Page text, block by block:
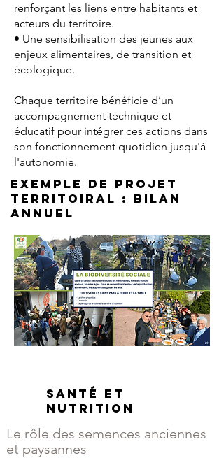
renforçant les liens entre habitants et
acteurs du territoire.
• Une sensibilisation des jeunes aux
enjeux alimentaires, de transition et
écologique.
Chaque territoire bénéficie d’un
accompagnement technique et
éducatif pour intégrer ces actions dans
son fonctionnement quotidien jusqu'à
l'autonomie.
Exemple de projet
territoiral : BILAN
ANNUEL
Santé et
nutrition
Le rôle des semences anciennes
et paysannes